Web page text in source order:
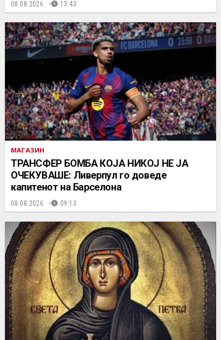
08.08.2026. 13:43
МАГАЗИН
ТРАНСФЕР БОМБА КОЈА НИКОЈ НЕ ЈА
ОЧЕКУВАШЕ: Ливерпул го доведе
капитенот на Барселона
08.08.2026. 09:13